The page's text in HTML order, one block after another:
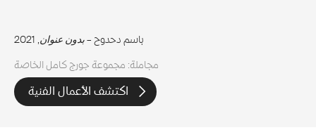
باسم دحدوح –بدون عنوان, 2021
مجاملة: مجموعة جورج كامل الخاصة
اكتشف الأعمال الفنية